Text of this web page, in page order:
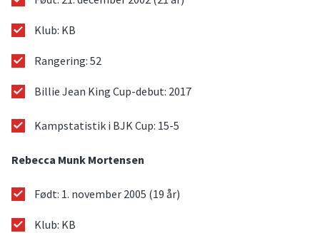
Klub: KB
Rangering: 52
Billie Jean King Cup-debut: 2017
Kampstatistik i BJK Cup: 15-5
Rebecca Munk Mortensen
Født: 1. november 2005 (19 år)
Klub: KB